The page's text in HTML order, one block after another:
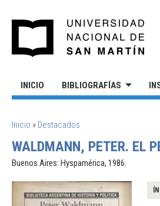
INICIO BIBLIOGRAFÍAS
SE ENCUENTRA USTED AQUÍ
Inicio » Destacados
WALDMANN, PETER. EL
Buenos Aires: Hyspamérica, 1986.